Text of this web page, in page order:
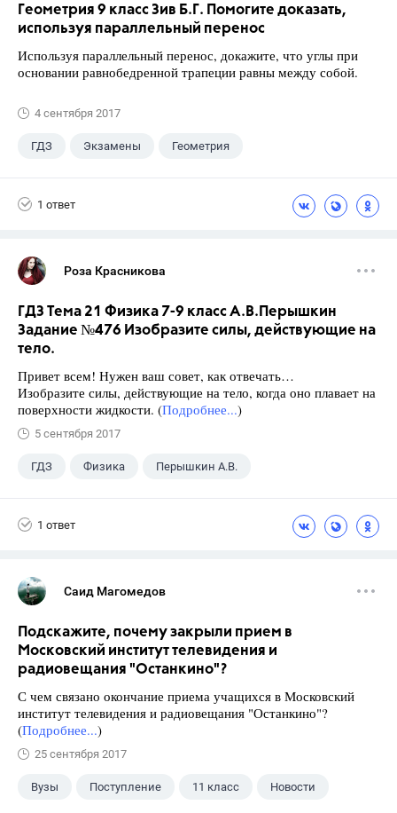
Геометрия 9 класс Зив Б.Г. Помогите доказать,
используя параллельный перенос
Используя параллельный перенос, докажите, что углы при
основании равнобедренной трапеции равны между собой.
4 сентября 2017
ГДЗ Экзамены Геометрия
1 ответ
Роза Красникова
ГДЗ Тема 21 Физика 7-9 класс А.В.Перышкин
Задание №476 Изобразите силы, действующие на
тело.
Привет всем! Нужен ваш совет, как отвечать…
Изобразите силы, действующие на тело, когда оно плавает на
поверхности жидкости. (Подробнее...)
5 сентября 2017
ГДЗ Физика Перышкин А.В.
1 ответ
Саид Магомедов
Подскажите, почему закрыли прием в
Московский институт телевидения и
радиовещания "Останкино"?
С чем связано окончание приема учащихся в Московский
институт телевидения и радиовещания "Останкино"?
(Подробнее...)
25 сентября 2017
Вузы Поступление 11 класс Новости